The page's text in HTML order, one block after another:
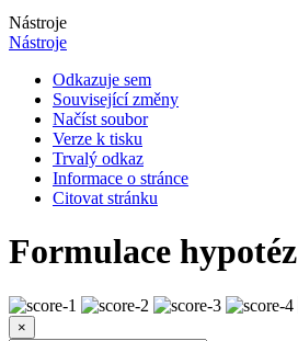
Nástroje
Nástroje
Odkazuje sem
Související změny
Načíst soubor
Verze k tisku
Trvalý odkaz
Informace o stránce
Citovat stránku
Formulace hypotéz
×